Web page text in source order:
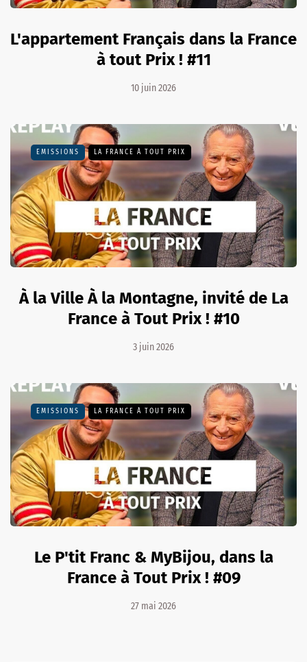
L'appartement Français dans la France
à tout Prix ! #11
10 juin 2026
EMISSIONS LA FRANCE À TOUT PRIX
À la Ville À la Montagne, invité de La
France à Tout Prix ! #10
3 juin 2026
EMISSIONS LA FRANCE À TOUT PRIX
Le P'tit Franc & MyBijou, dans la
France à Tout Prix ! #09
27 mai 2026